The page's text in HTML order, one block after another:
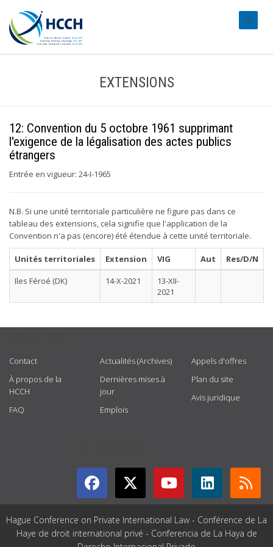
EXTENSIONS
12: Convention du 5 octobre 1961 supprimant
l'exigence de la légalisation des actes publics
étrangers
Entrée en vigueur: 24-I-1965
N.B. Si une unité territoriale particulière ne figure pas dans ce
tableau des extensions, cela signifie que l'application de la
Convention n'a pas (encore) été étendue à cette unité territoriale.
Unités territoriales Extension VIG Aut
Res/D/N
Iles Féroé (DK)
14-X-2021
13-XII-
2021
Contact
À propos de la
HCCH
FAQ
Actualités (Archives)
Dernières mises à
jour
Emplois
Appels d'offres
Plan du site
Avis juridique
Hague Conference on Private International Law - Conférence de La
Haye de droit international privé - Conferencia de La Haya de